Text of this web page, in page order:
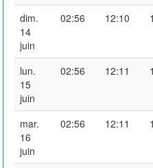
dim.
14
juin
02:56 12:10
lun.
15
juin
02:56 12:11
mar.
16
juin
02:56 12:11